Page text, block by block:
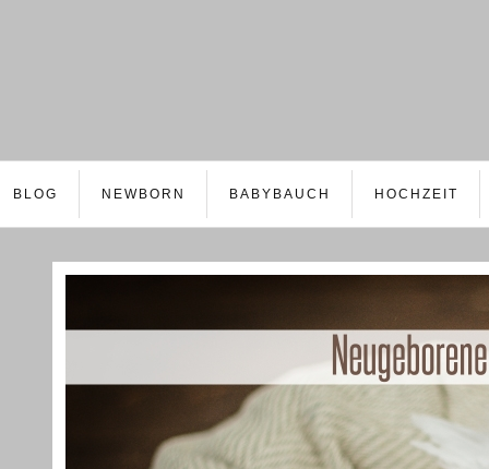
BLOG NEWBORN BABYBAUCH HOCHZEIT